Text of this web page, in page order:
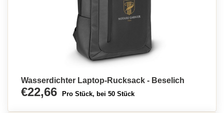
Wasserdichter Laptop-Rucksack - Beselich
€22,66 Pro Stück, bei 50 Stück